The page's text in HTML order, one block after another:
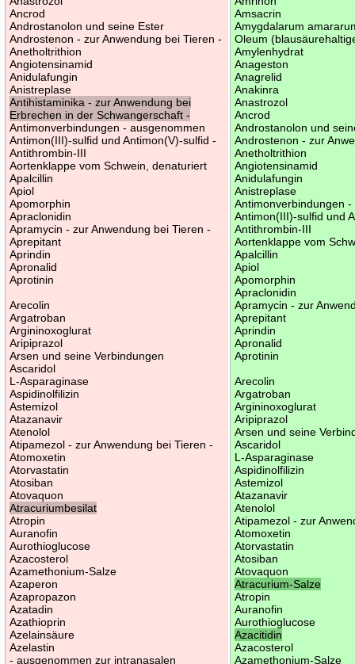
Ancrod
Androstanolon und seine Ester
Androstenon - zur Anwendung bei Tieren -
Anetholtrithion
Angiotensinamid
Anidulafungin
Anistreplase
Antihistaminika - zur Anwendung bei
Erbrechen in der Schwangerschaft -
Antimonverbindungen - ausgenommen
Antimon(III)-sulfid und Antimon(V)-sulfid -
Antithrombin-III
Aortenklappe vom Schwein, denaturiert
Apalcillin
Apiol
Apomorphin
Apraclonidin
Apramycin - zur Anwendung bei Tieren -
Aprepitant
Aprindin
Apronalid
Aprotinin
Arecolin
Argatroban
Argininoxoglurat
Aripiprazol
Arsen und seine Verbindungen
Ascaridol
L-Asparaginase
Aspidinolfilizin
Astemizol
Atazanavir
Atenolol
Atipamezol - zur Anwendung bei Tieren -
Atomoxetin
Atorvastatin
Atosiban
Atovaquon
Atracuriumbesilat
Atropin
Auranofin
Aurothioglucose
Azacosterol
Azamethonium-Salze
Azaperon
Azapropazon
Azatadin
Azathioprin
Azelainsäure
Azelastin
- ausgenommen zur intranasalen
Amsacrin
Amygdalarum
Oleum
Amylenhydrat
Anageston
Anagrelid
Anakinra
Anastrozol
Ancrod
Androstanolon und
Androstenon - zur
Anetholtrithion
Angiotensinamid
Anidulafungin
Anistreplase
Antimonverbindungen
Antimon(III)-sulfid und
Antithrombin-III
Aortenklappe vom
Apalcillin
Apiol
Apomorphin
Apraclonidin
Apramycin - zur
Aprepitant
Aprindin
Apronalid
Aprotinin
Arecolin
Argatroban
Argininoxoglurat
Aripiprazol
Arsen und seine
Ascaridol
L-Asparaginase
Aspidinolfilizin
Astemizol
Atazanavir
Atenolol
Atipamezol - zur
Atomoxetin
Atorvastatin
Atosiban
Atovaquon
Atracurium-Salze
Atropin
Auranofin
Aurothioglucose
Azacitidin
Azacosterol
Azamethonium-Salze